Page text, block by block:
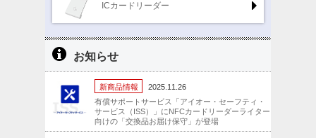
ICカードリーダー
お知らせ
新商品情報
2025.11.26
有償サポートサービス「アイオー・セーフティ・
サービス（ISS）」にNFCカードリーダーライター
向けの「交換品お届け保守」が登場